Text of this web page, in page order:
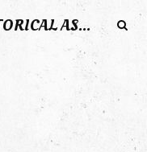
LIBERTY WHEELS HISTORICAL ASSOCIATION